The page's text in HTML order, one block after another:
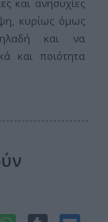
και ανησυχίες
κυρίως όμως
και να
και ποιότητα